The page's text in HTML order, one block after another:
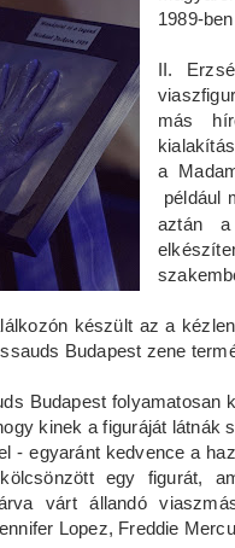
1989-
II.
más
a
például
aztán a
készült az a
Budapest zene
Budapest
kinek a figuráját látnák
- egyaránt kedvence a
egy figurát,
várt állandó
Lopez, Freddie